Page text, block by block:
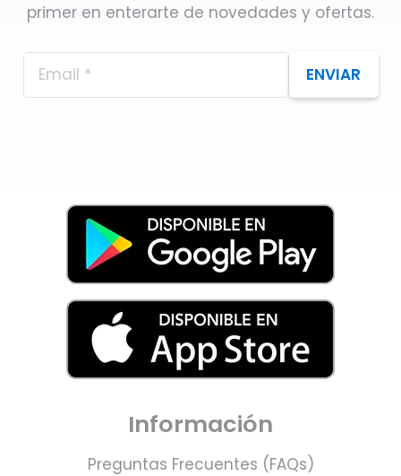
primer en enterarte de novedades y ofertas.
ENVIAR
Información
Preguntas Frecuentes (FAQs)